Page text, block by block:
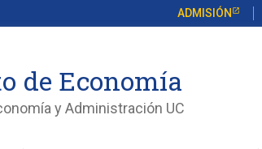
ADMISIÓN
de Economía
y Administración UC